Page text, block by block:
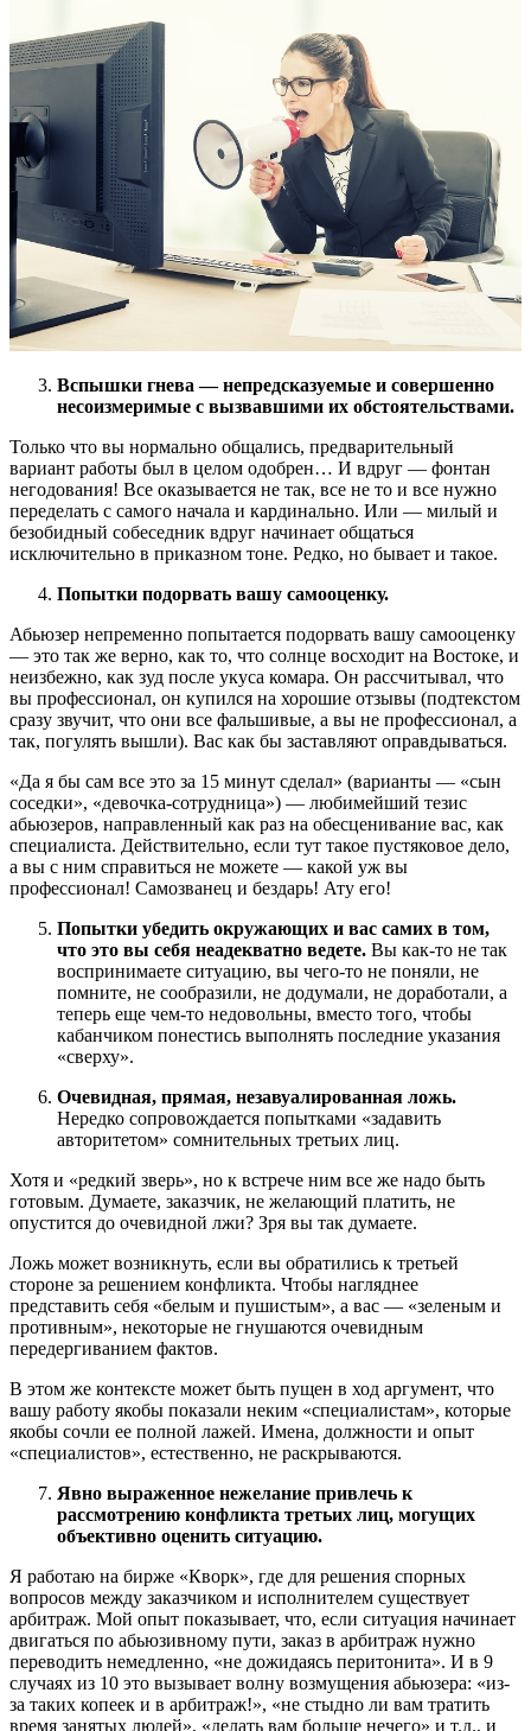
Вспышки гнева — непредсказуемые и совершенно
несоизмеримые с вызвавшими их обстоятельствами.
Только что вы нормально общались, предварительный
вариант работы был в целом одобрен… И вдруг — фонтан
негодования! Все оказывается не так, все не то и все нужно
переделать с самого начала и кардинально. Или — милый и
безобидный собеседник вдруг начинает общаться
исключительно в приказном тоне. Редко, но бывает и такое.
Попытки подорвать вашу самооценку.
Абьюзер непременно попытается подорвать вашу самооценку
— это так же верно, как то, что солнце восходит на Востоке, и
неизбежно, как зуд после укуса комара. Он рассчитывал, что
вы профессионал, он купился на хорошие отзывы (подтекстом
сразу звучит, что они все фальшивые, а вы не профессионал, а
так, погулять вышли). Вас как бы заставляют оправдываться.
«Да я бы сам все это за 15 минут сделал» (варианты — «сын
соседки», «девочка-сотрудница») — любимейший тезис
абьюзеров, направленный как раз на обесценивание вас, как
специалиста. Действительно, если тут такое пустяковое дело,
а вы с ним справиться не можете — какой уж вы
профессионал! Самозванец и бездарь! Ату его!
Попытки убедить окружающих и вас самих в том,
что это вы себя неадекватно ведете. Вы как-то не так
воспринимаете ситуацию, вы чего-то не поняли, не
помните, не сообразили, не додумали, не доработали, а
теперь еще чем-то недовольны, вместо того, чтобы
кабанчиком понестись выполнять последние указания
«сверху».
Очевидная, прямая, незавуалированная ложь.
Нередко сопровождается попытками «задавить
авторитетом» сомнительных третьих лиц.
Хотя и «редкий зверь», но к встрече ним все же надо быть
готовым. Думаете, заказчик, не желающий платить, не
опустится до очевидной лжи? Зря вы так думаете.
Ложь может возникнуть, если вы обратились к третьей
стороне за решением конфликта. Чтобы нагляднее
представить себя «белым и пушистым», а вас — «зеленым и
противным», некоторые не гнушаются очевидным
передергиванием фактов.
В этом же контексте может быть пущен в ход аргумент, что
вашу работу якобы показали неким «специалистам», которые
якобы сочли ее полной лажей. Имена, должности и опыт
«специалистов», естественно, не раскрываются.
Явно выраженное нежелание привлечь к
рассмотрению конфликта третьих лиц, могущих
объективно оценить ситуацию.
Я работаю на бирже «Кворк», где для решения спорных
вопросов между заказчиком и исполнителем существует
арбитраж. Мой опыт показывает, что, если ситуация начинает
двигаться по абьюзивному пути, заказ в арбитраж нужно
переводить немедленно, «не дожидаясь перитонита». И в 9
случаях из 10 это вызывает волну возмущения абьюзера: «из-
за таких копеек и в арбитраж!», «не стыдно ли вам тратить
время занятых людей», «делать вам больше нечего» и т.д., и